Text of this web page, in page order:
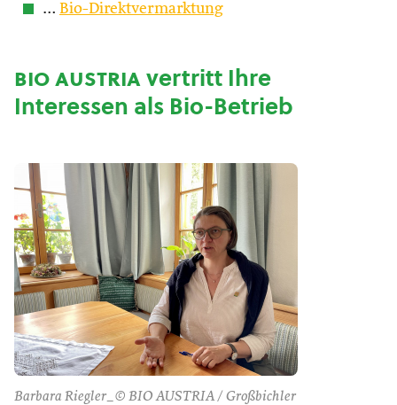
… Bio-Direktvermarktung
bio austriavertritt Ihre
Interessen als Bio-Betrieb
Barbara Riegler_© BIO AUSTRIA / Großbichler